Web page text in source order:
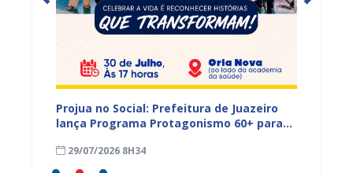
Projua no Social: Prefeitura de Juazeiro
lança Programa Protagonismo 60+ para
idosa
29/07/2026 8H34